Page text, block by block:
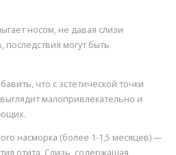
носом, не давая слизи
могут быть
что с эстетической точки
малопривлекательно и
насморка (более 1-1,5 месяцев) —